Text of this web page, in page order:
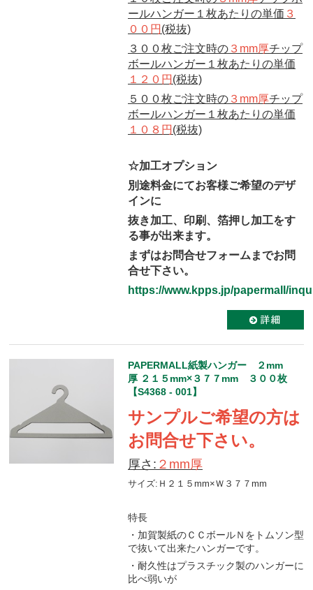
ールハンガー１枚あたりの単価 ３
００円 (税抜)
３００枚ご注文時の ３mm厚チップ
ボールハンガー１枚あたりの単価
１２０円 (税抜)
５００枚ご注文時の ３mm厚チップ
ボールハンガー１枚あたりの単価
１０８円 (税抜)
☆加工オプション
別途料金にてお客様ご希望のデザ
インに
抜き加工、印刷、箔押し加工をす
る事が出来ます。
まずはお問合せフォームまでお問
合せ下さい。
https://www.kpps.jp/papermall/
PAPERMALL紙製ハンガー ２mm
厚 ２１５mm×３７７mm ３００枚
【S4368 - 001】
サンプルご希望の方は
お問合せ下さい。
厚さ: ２mm厚
サイズ:Ｈ２１５mm×Ｗ３７７mm
特長
・加賀製紙のＣＣボールＮをトムソン型
で抜いて出来たハンガーです。
・耐久性はプラスチック製のハンガーに
比べ弱いが